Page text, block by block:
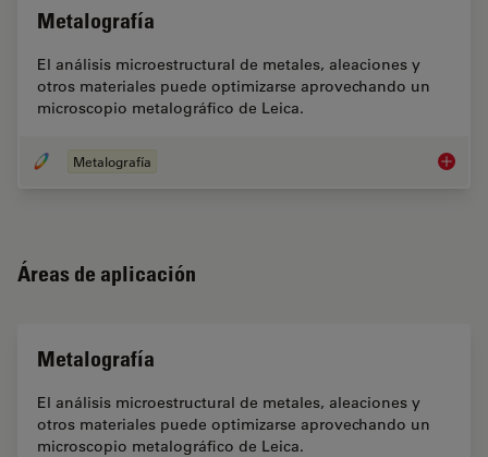
Metalografía
El análisis microestructural de metales, aleaciones y
otros materiales puede optimizarse aprovechando un
microscopio metalográfico de Leica.
Metalografía
Áreas de aplicación
Metalografía
El análisis microestructural de metales, aleaciones y
otros materiales puede optimizarse aprovechando un
microscopio metalográfico de Leica.